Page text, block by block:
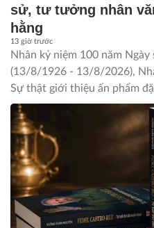
sử, tư tưởng nhân
hằng
13 giờ trước
Nhân kỷ niệm 100 năm
(13/8/1926 - 13/8/2026),
Sự thật giới thiệu ấn phẩm
tuổi thơ đến huyền thoại"
Nguyên. Tác phẩm này đã
và giá trị di sản toàn diện về
Castro.